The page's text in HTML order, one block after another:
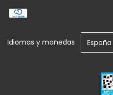
Idiomas y monedas